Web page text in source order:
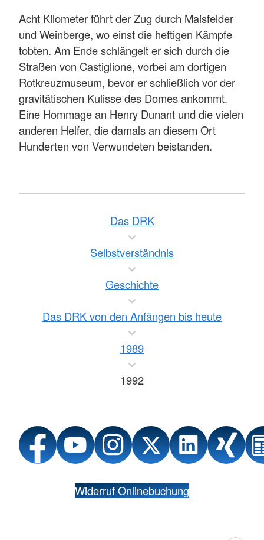
Acht Kilometer führt der Zug durch Maisfelder
und Weinberge, wo einst die heftigen Kämpfe
tobten. Am Ende schlängelt er sich durch die
Straßen von Castiglione, vorbei am dortigen
Rotkreuzmuseum, bevor er schließlich vor der
gravitätischen Kulisse des Domes ankommt.
Eine Hommage an Henry Dunant und die vielen
anderen Helfer, die damals an diesem Ort
Hunderten von Verwundeten beistanden.
Das DRK
Selbstverständnis
Geschichte
Das DRK von den Anfängen bis heute
1989
1992
Widerruf Onlinebuchung